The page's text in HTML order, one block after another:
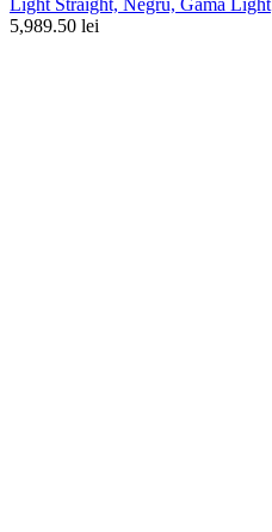
5,989.50 lei